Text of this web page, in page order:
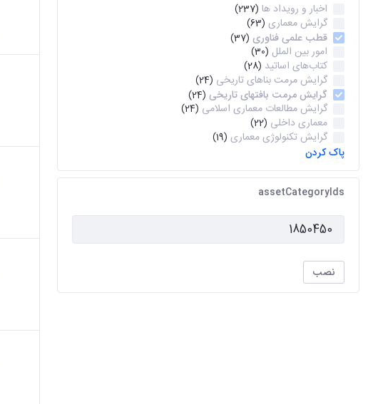
اخبار و رویداد ها (237)
گرایش معماری (63)
قطب علمی فناوری (37)
امور بین الملل (30)
کتاب‌های اساتید (28)
گرایش مرمت بناهای تاریخی (24)
گرایش مرمت بافتهای تاریخی (24)
گرایش مطالعات معماری اسلامی (24)
معماری داخلی (22)
گرایش تکنولوژی معماری (19)
پاک کردن
assetCategoryIds
نصب